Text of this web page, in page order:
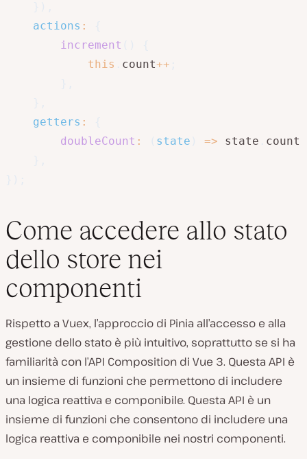
actions :
increment
this
count++
getters :
doubleCount : state => state
count
Come accedere allo stato
dello store nei
componenti
Rispetto a Vuex, l’approccio di Pinia all’accesso e alla
gestione dello stato è più intuitivo, soprattutto se si ha
familiarità con l’API Composition di Vue 3. Questa API è
un insieme di funzioni che permettono di includere
una logica reattiva e componibile. Questa API è un
insieme di funzioni che consentono di includere una
logica reattiva e componibile nei nostri componenti.